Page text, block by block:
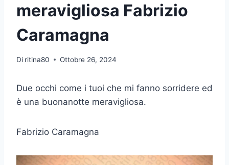
meravigliosa Fabrizio
Caramagna
Di ritina80 Ottobre 26, 2024
Due occhi come i tuoi che mi fanno sorridere ed
è una buonanotte meravigliosa.
Fabrizio Caramagna